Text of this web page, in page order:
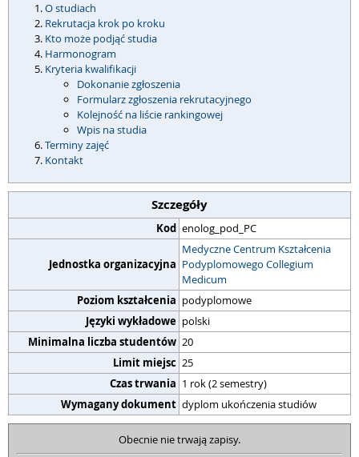
O studiach
Rekrutacja krok po kroku
Kto może podjąć studia
Harmonogram
Kryteria kwalifikacji
Dokonanie zgłoszenia
Formularz zgłoszenia rekrutacyjnego
Kolejność na liście rankingowej
Wpis na studia
Terminy zajęć
Kontakt
Szczegóły
Kod enolog_pod_PC
Jednostka organizacyjna
Medyczne Centrum Kształcenia
Podyplomowego Collegium
Medicum
Poziom kształcenia podyplomowe
Języki wykładowe polski
Minimalna liczba studentów 20
Limit miejsc 25
Czas trwania 1 rok (2 semestry)
Wymagany dokument dyplom ukończenia studiów
Obecnie nie trwają zapisy.